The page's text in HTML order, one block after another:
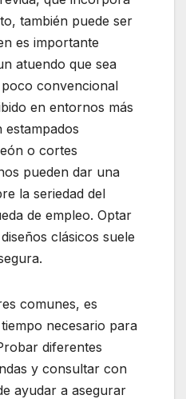
también puede ser
es importante
atuendo que sea
convencional
en entornos más
o cortes
pueden dar una
la seriedad del
de empleo. Optar
clásicos suele
comunes, es
necesario para
diferentes
y consultar con
ayudar a asegurar